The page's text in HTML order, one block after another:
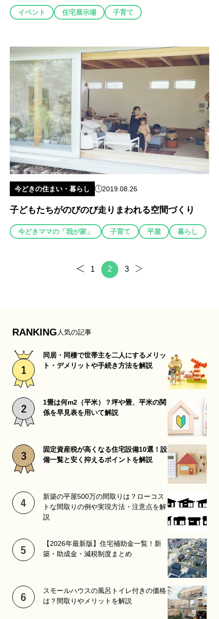
イベント 住宅展示場 子育て
今どきの住まい・暮らし 2019.08.26
子どもたちがのびのび走りまわれる空間づくり
今どきママの「我が家」 子育て 平屋 暮らし
1 2 3
RANKING 人気の記事
同居・同棲で世帯主を二人にするメリッ
ト・デメリットや手続き方法を解説
1畳は何m2（平米）？坪や畳、平米の関
係を早見表を用いて解説
固定資産税が高くなる住宅設備10選！設
備一覧と安く抑えるポイントを解説
新築の平屋500万の間取りは？ローコス
トな間取りの例や実現方法・注意点を解
説
【2026年最新版】住宅補助金一覧！新
築・助成金・減税制度まとめ
スモールハウスの風呂トイレ付きの価格
は？間取りやメリットを解説